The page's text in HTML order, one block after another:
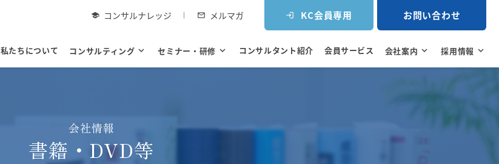
school コンサルナレッジ mail_outline メルマガ login KC会員専用 お問い合わせ
私たちについて コンサルティング expand_more セミナー・研修 expand_more コンサルタント紹介 会員サービス 会社案内 expand_more 採用情報 expand_more
会社情報
書籍・DVD等